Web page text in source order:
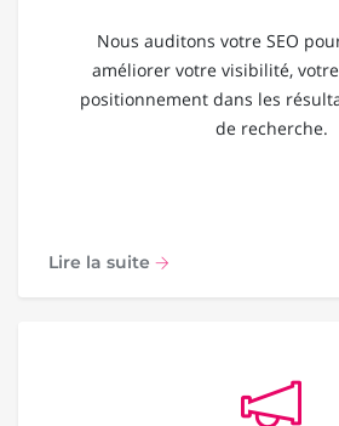
Nous auditons votre SEO
améliorer votre visibilité,
positionnement dans les
de recherche.
Lire la suite